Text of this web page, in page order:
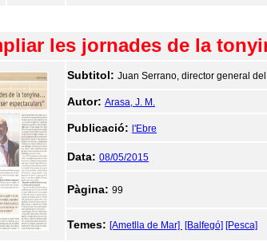
les jornades de la
Subtitol: Juan Serrano, director general
Autor: Arasa, J. M.
Publicació: l'Ebre
Data: 08/05/2015
Pàgina: 99
Temes: [Ametlla de Mar] [Balfegó] [Pesca]